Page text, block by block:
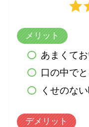
メリット
あまくて
口の中で
くせのな
デメリット